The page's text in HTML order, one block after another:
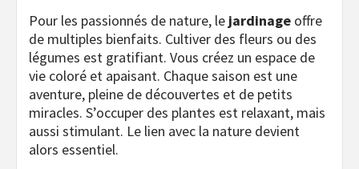
Pour les passionnés de nature, le jardinage offre
de multiples bienfaits. Cultiver des fleurs ou des
légumes est gratifiant. Vous créez un espace de
vie coloré et apaisant. Chaque saison est une
aventure, pleine de découvertes et de petits
miracles. S’occuper des plantes est relaxant, mais
aussi stimulant. Le lien avec la nature devient
alors essentiel.